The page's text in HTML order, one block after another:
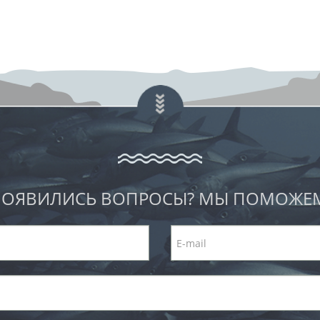
ВОПРОСЫ? МЫ